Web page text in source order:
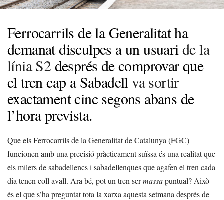
Ferrocarrils de la Generalitat ha
demanat disculpes a un usuari de la
línia S2 després de comprovar que
el tren cap a Sabadell va sortir
exactament cinc segons abans de
l’hora prevista.
Que els Ferrocarrils de la Generalitat de Catalunya (FGC)
funcionen amb una precisió pràcticament suïssa és una realitat que
els milers de sabadellencs i sabadellenques que agafen el tren cada
dia tenen coll avall. Ara bé, pot un tren sermassapuntual? Això
és el que s’ha preguntat tota la xarxa aquesta setmana després de